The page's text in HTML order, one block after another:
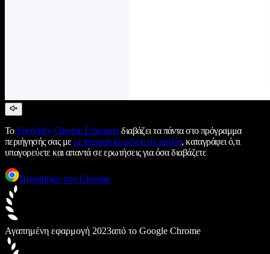
Το Speechify Chrome Extension διαβάζει τα πάντα στο πρόγραμμα
περιήγησής σας με μετατροπή κειμένου σε ομιλία, καταγράφει ό,τι
υπαγορεύετε και απαντά σε ερωτήσεις για όσα διαβάζετε
Προσθήκη στο Chrome
Αγαπημένη εφαρμογή 2023από το Google Chrome